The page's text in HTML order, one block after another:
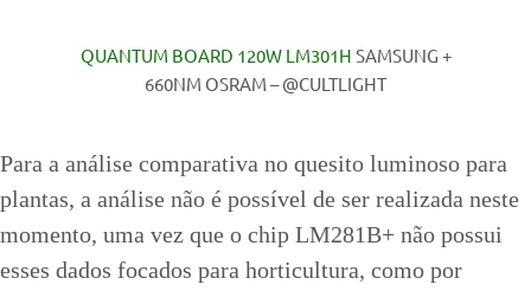
QUANTUM BOARD 120W LM301H SAMSUNG +
660NM OSRAM – @CULTLIGHT
Para a análise comparativa no quesito luminoso para
plantas, a análise não é possível de ser realizada neste
momento, uma vez que o chip LM281B+ não possui
esses dados focados para horticultura, como por